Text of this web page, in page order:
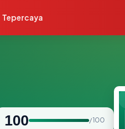
Tepercaya
100 / 100